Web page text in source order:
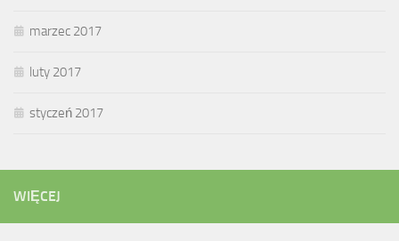
marzec 2017
luty 2017
styczeń 2017
WIĘCEJ